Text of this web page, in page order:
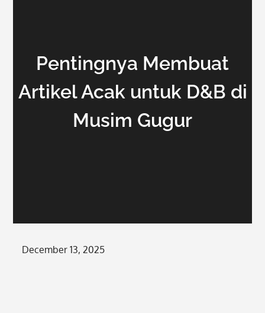
Pentingnya Membuat
Artikel Acak untuk D&B di
Musim Gugur
Posted
December 13, 2025